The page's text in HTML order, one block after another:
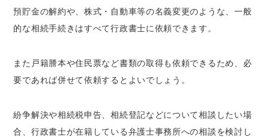
預貯金の解約や、株式・自動車等の名義変更のような、一般
的な相続手続きはすべて行政書士に依頼できます。
また戸籍謄本や住民票など書類の取得も依頼できるため、必
要であれば併せて依頼するとよいでしょう。
紛争解決や相続税申告、相続登記などについて相談したい場
合、行政書士が在籍している弁護士事務所への相談を検討し